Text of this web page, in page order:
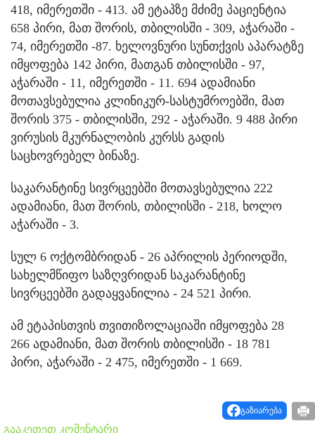
418, იმერეთში - 413. ამ ეტაპზე მძიმე პაციენტია
658 პირი, მათ შორის, თბილისში - 309, აჭარაში -
74, იმერეთში -87. ხელოვნური სუნთქვის აპარატზე
იმყოფება 142 პირი, მათგან თბილისში - 97,
აჭარაში - 11, იმერეთში - 11. 694 ადამიანი
მოთავსებულია კლინიკურ-სასტუმროებში, მათ
შორის 375 - თბილისში, 292 - აჭარაში. 9 488 პირი
ვირუსის მკურნალობის კურსს გადის
საცხოვრებელ ბინაზე.
საკარანტინე სივრცეებში მოთავსებულია 222
ადამიანი, მათ შორის, თბილისში - 218, ხოლო
აჭარაში - 3.
სულ 6 ოქტომბრიდან - 26 აპრილის პერიოდში,
სახელმწიფო საზღვრიდან საკარანტინე
სივრცეებში გადაყვანილია - 24 521 პირი.
ამ ეტაპისთვის თვითიზოლაციაში იმყოფება 28
266 ადამიანი, მათ შორის თბილისში - 18 781
პირი, აჭარაში - 2 475, იმერეთში - 1 669.
გაზიარება
გააკეთეთ კომენტარი